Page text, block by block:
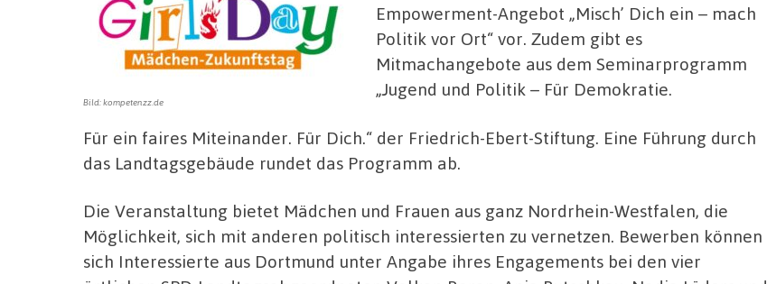
Bild: kompetenzz.de
Empowerment-Angebot „Misch’ Dich ein – mach
Politik vor Ort“ vor. Zudem gibt es
Mitmachangebote aus dem Seminarprogramm
„Jugend und Politik – Für Demokratie.
Für ein faires Miteinander. Für Dich.“ der Friedrich-Ebert-Stiftung. Eine Führung durch
das Landtagsgebäude rundet das Programm ab.
Die Veranstaltung bietet Mädchen und Frauen aus ganz Nordrhein-Westfalen, die
Möglichkeit, sich mit anderen politisch interessierten zu vernetzen. Bewerben können
sich Interessierte aus Dortmund unter Angabe ihres Engagements bei den vier